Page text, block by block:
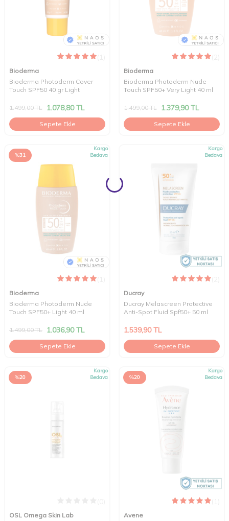
Bioderma
Bioderma Photoderm Cover
Touch SPF50 40 gr Light
1.499,00TL 1.078,80TL
Sepete Ekle
Bioderma
Bioderma Photoderm Nude
Touch SPF50+ Very Light 40 ml
1.499,00TL 1.379,90TL
Sepete Ekle
%31
Kargo
Bedava
Bioderma
Bioderma Photoderm Nude
Touch SPF50+ Light 40 ml
1.499,00TL 1.036,90TL
Sepete Ekle
Kargo
Bedava
Ducray
Ducray Melascreen Protective
Anti-Spot Fluid Spf50+ 50 ml
1.539,90TL
Sepete Ekle
%20
Kargo
Bedava
OSL Omega Skin Lab
%20
Kargo
Bedava
Avene